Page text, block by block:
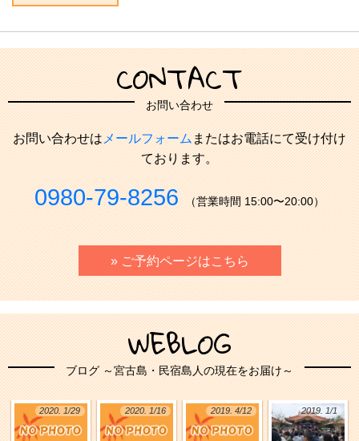
CONTACT
お問い合わせ
お問い合わせはメールフォームまたはお電話にて受け付け
ております。
0980-79-8256 （営業時間 15:00〜20:00）
» ご予約ページはこちら
WEBLOG
ブログ ～宮古島・民宿島人の現在をお届け～
2020. 1/29 2020. 1/16 2019. 4/12 2019. 1/1